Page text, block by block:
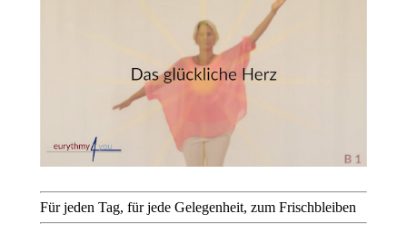
Für jeden Tag, für jede Gelegenheit, zum Frischbleiben